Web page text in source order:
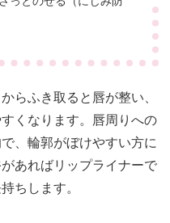
らふき取ると唇が整い、
くなります。唇周りへの
、輪郭がぼけやすい方に
あればリップライナーで
ちします。